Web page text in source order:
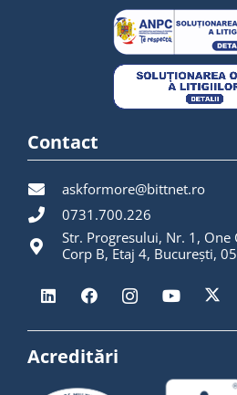
Contact
askformore@bittnet.ro
0731.700.226
Str. Progresului, Nr. 1, One
Corp B, Etaj 4, București,
Acreditări